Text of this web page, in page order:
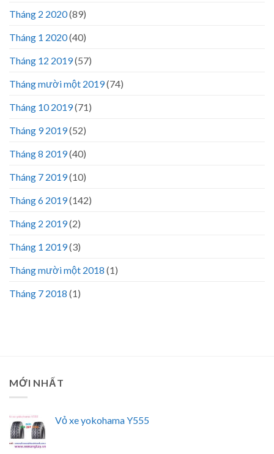
Tháng 2 2020(89)
Tháng 1 2020(40)
Tháng 12 2019(57)
Tháng mười một 2019(74)
Tháng 10 2019(71)
Tháng 9 2019(52)
Tháng 8 2019(40)
Tháng 7 2019(10)
Tháng 6 2019(142)
Tháng 2 2019(2)
Tháng 1 2019(3)
Tháng mười một 2018 (1)
Tháng 7 2018 (1)
MỚI NHẤT
Vỏ xe yokohama Y555